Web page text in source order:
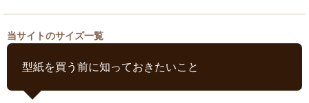
当サイトのサイズ一覧
型紙を買う前に知っておきたいこと